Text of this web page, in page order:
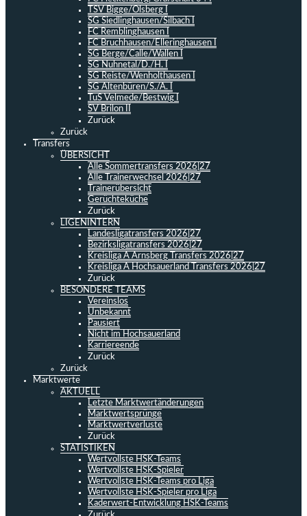
TSV Bigge/Olsberg I
SG Siedlinghausen/Silbach I
FC Remblinghausen I
FC Bruchhausen/Elleringhausen I
SG Berge/Calle/Wallen I
SG Nuhnetal/D./H. I
SG Reiste/Wenholthausen I
SG Altenbüren/S./A. I
TuS Velmede/Bestwig I
SV Brilon II
Zurück
Zurück
Transfers
ÜBERSICHT
Alle Sommertransfers 2026|27
Alle Trainerwechsel 2026|27
Trainerübersicht
Gerüchteküche
Zurück
LIGENINTERN
Landesligatransfers 2026|27
Bezirksligatransfers 2026|27
Kreisliga A Arnsberg Transfers 2026|27
Kreisliga A Hochsauerland Transfers 2026|27
Zurück
BESONDERE TEAMS
Vereinslos
Unbekannt
Pausiert
Nicht im Hochsauerland
Karriereende
Zurück
Zurück
Marktwerte
AKTUELL
Letzte Marktwertänderungen
Marktwertsprünge
Marktwertverluste
Zurück
STATISTIKEN
Wertvollste HSK-Teams
Wertvollste HSK-Spieler
Wertvollste HSK-Teams pro Liga
Wertvollste HSK-Spieler pro Liga
Kaderwert-Entwicklung HSK-Teams